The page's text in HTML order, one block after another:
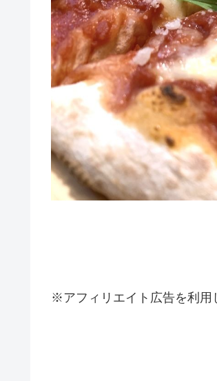
※アフィリエイト広告を利用